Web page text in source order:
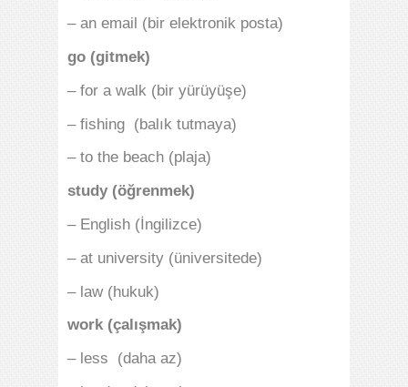
– an email (bir elektronik posta)
go (gitmek)
– for a walk (bir yürüyüşe)
– fishing (balık tutmaya)
– to the beach (plaja)
study (öğrenmek)
– English (İngilizce)
– at university (üniversitede)
– law (hukuk)
work (çalışmak)
– less (daha az)